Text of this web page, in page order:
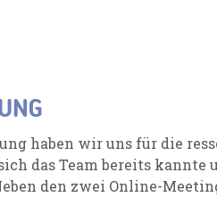
haben wir uns für die
das Team bereits
den zwei Online-